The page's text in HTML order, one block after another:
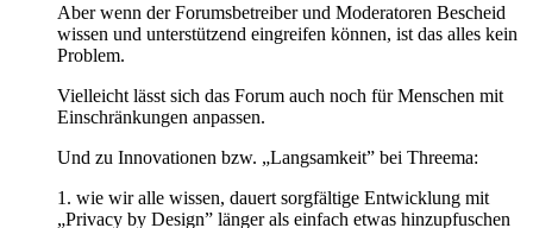
Aber wenn der Forumsbetreiber und Moderatoren Bescheid
wissen und unterstützend eingreifen können, ist das alles kein
Problem.
Vielleicht lässt sich das Forum auch noch für Menschen mit
Einschränkungen anpassen.
Und zu Innovationen bzw. „Langsamkeit” bei Threema:
1. wie wir alle wissen, dauert sorgfältige Entwicklung mit
„Privacy by Design” länger als einfach etwas hinzupfuschen